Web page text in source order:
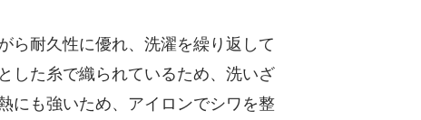
耐久性に優れ、洗濯を繰り返して
した糸で織られているため、洗いざ
にも強いため、アイロンでシワを整